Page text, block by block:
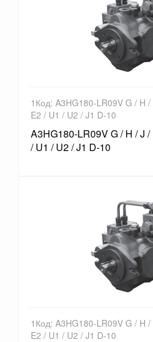
1Код: A3HG180-LR09V G / H
E2 / U1 / U2 / J1 D-10
A3HG180-LR09V G / H / J
/ U1 / U2 / J1 D-10
1Код: A3HG180-LR09V G / H
E2 / U1 / U2 / J1 D-10